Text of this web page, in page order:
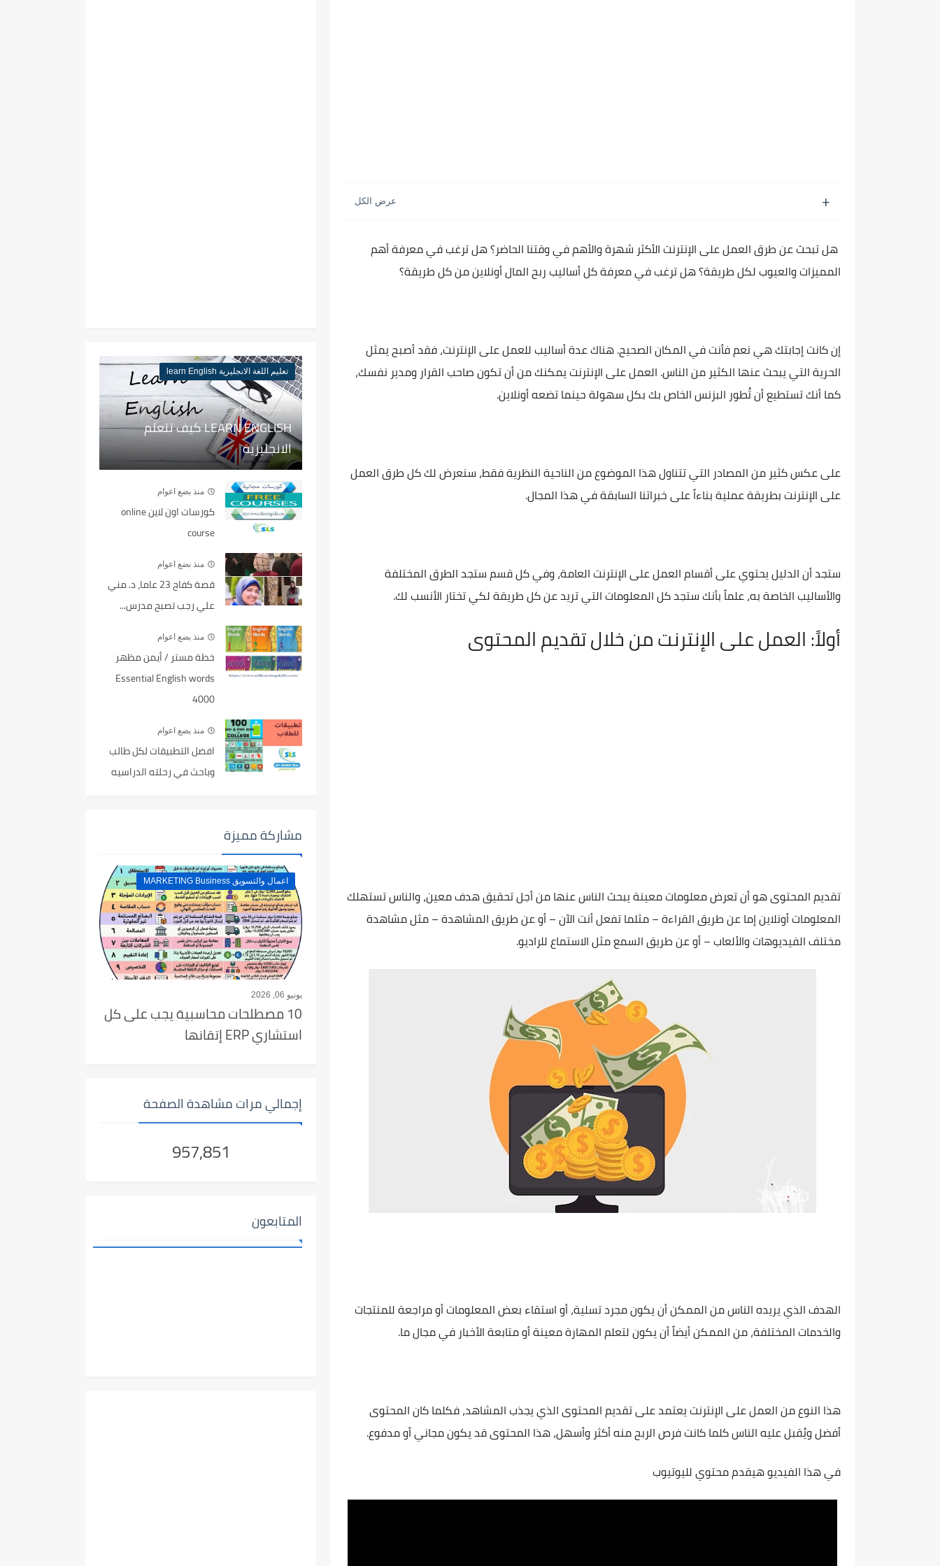
هل تبحث عن طرق العمل على الإنترنت الأكثر شهرة والأهم في وقتنا الحاضر؟ هل ترغب في معرفة أهم
المميزات والعيوب لكل طريقة؟ هل ترغب في معرفة كل أساليب ربح المال أونلاين من كل طريقة؟
إن كانت إجابتك هي نعم فأنت في المكان الصحيح. هناك عدة أساليب للعمل على الإنترنت، فقد أصبح يمثل
الحرية التي يبحث عنها الكثير من الناس. العمل على الإنترنت يمكنك من أن تكون صاحب القرار ومدير نفسك،
كما أنك تستطيع أن تُطور البزنس الخاص بك بكل سهولة حينما تضعه أونلاين.
على عكس كثير من المصادر التي تتناول هذا الموضوع من الناحية النظرية فقط، سنعرض لك كل طرق العمل
على الإنترنت بطريقة عملية بناءاً على خبراتنا السابقة في هذا المجال.
ستجد أن الدليل يحتوي على أقسام العمل على الإنترنت العامة، وفي كل قسم ستجد الطرق المختلفة
والأساليب الخاصة به، علماً بأنك ستجد كل المعلومات التي تريد عن كل طريقة لكي تختار الأنسب لك.
أولاً: العمل على الإنترنت من خلال تقديم المحتوى
تقديم المحتوى هو أن تعرض معلومات معينة يبحث الناس عنها من أجل تحقيق هدف معين، والناس تستهلك
المعلومات أونلاين إما عن طريق القراءة – مثلما تفعل أنت الآن – أو عن طريق المشاهدة – مثل مشاهدة
مختلف الفيديوهات والألعاب – أو عن طريق السمع مثل الاستماع للراديو.
الهدف الذي يريده الناس من الممكن أن يكون مجرد تسلية، أو استقاء بعض المعلومات أو مراجعة للمنتجات
والخدمات المختلفة، من الممكن أيضاً أن يكون لتعلم المهارة معينة أو متابعة الأخبار في مجال ما.
هذا النوع من العمل على الإنترنت يعتمد على تقديم المحتوى الذي يجذب المشاهد، فكلما كان المحتوى
أفضل ويُقبل عليه الناس كلما كانت فرص الربح منه أكثر وأسهل، هذا المحتوى قد يكون مجاني أو مدفوع.
في هذا الفيديو هيقدم محتوي لليوتيوب
تعليم اللغة الانجليزية learn English
منذ بضع اعوام
LEARN ENGLISH كيف تتعلم
الانجليزية
منذ بضع اعوام
كورسات اون لاين online
course
منذ بضع اعوام
قصة كفاح 23 عاما، د. مني
علي رجب تصبح مدرس...
منذ بضع اعوام
خطة مستر / أيمن مظهر
Essential English words
4000
منذ بضع اعوام
افضل التطبيقات لكل طالب
وباحث في رحلته الدراسيه
مشاركة مميزة
اعمال والتسويق MARKETING Business
يونيو 06, 2026
10 مصطلحات محاسبية يجب على كل
استشاري ERP إتقانها
إجمالي مرات مشاهدة الصفحة
957,851
المتابعون